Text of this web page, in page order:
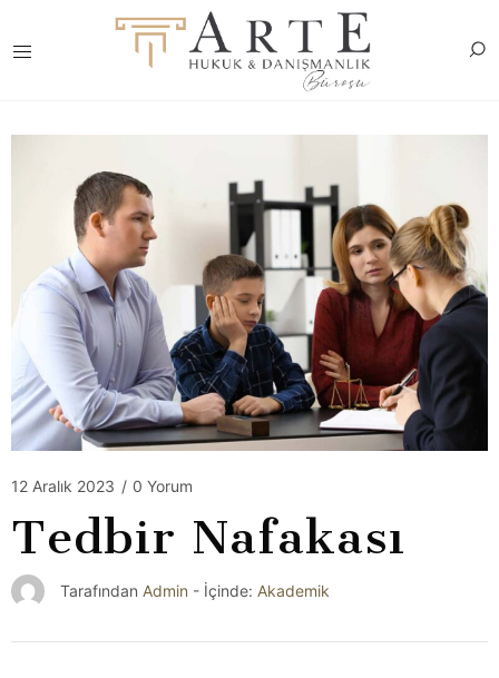
12 Aralık 2023 / 0 Yorum
Tedbir Nafakası
Tarafından Admin - İçinde: Akademik